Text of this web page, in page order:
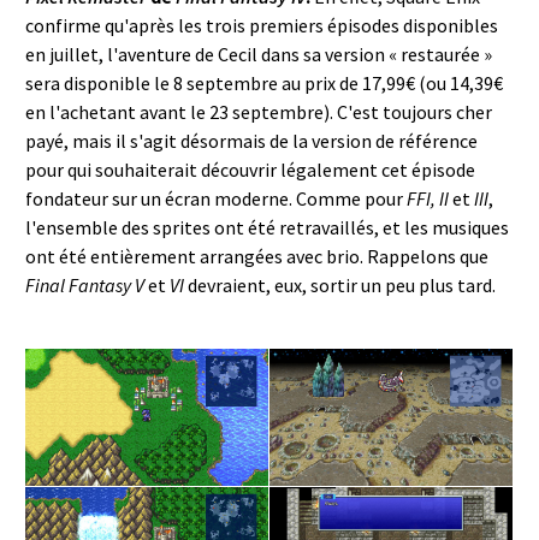
confirme qu'après les trois premiers épisodes disponibles
en juillet, l'aventure de Cecil dans sa version « restaurée »
sera disponible le 8 septembre au prix de 17,99€ (ou 14,39€
en l'achetant avant le 23 septembre). C'est toujours cher
payé, mais il s'agit désormais de la version de référence
pour qui souhaiterait découvrir légalement cet épisode
fondateur sur un écran moderne. Comme pourFFI, IIet III,
l'ensemble des sprites ont été retravaillés, et les musiques
ont été entièrement arrangées avec brio. Rappelons que
Final Fantasy Vet VIdevraient, eux, sortir un peu plus tard.